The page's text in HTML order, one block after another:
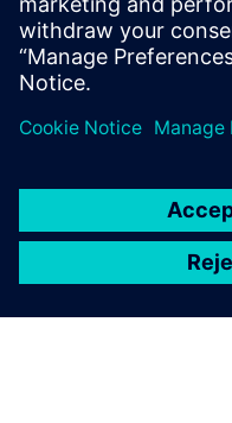
게 협력했습
표에 대해 설
Simcenter
한 활용할
니다.
Ji Woo Yoo, 선임 연구